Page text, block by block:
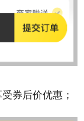
券后价优惠；